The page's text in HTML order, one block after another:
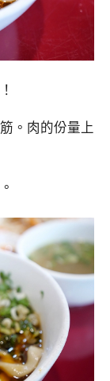
。肉的份量上